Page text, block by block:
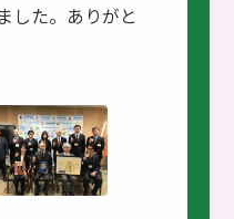
した。ありがと